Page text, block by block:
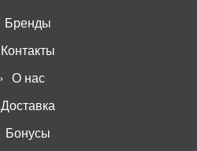
Бренды
Контакты
О нас
Доставка
Бонусы